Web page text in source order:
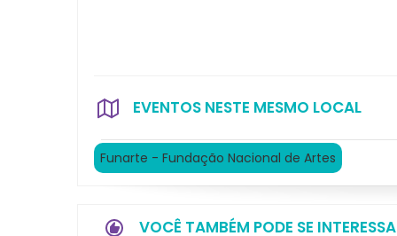
EVENTOS NESTE MESMO LOCAL
Funarte - Fundação Nacional de Artes
VOCÊ TAMBÉM PODE SE